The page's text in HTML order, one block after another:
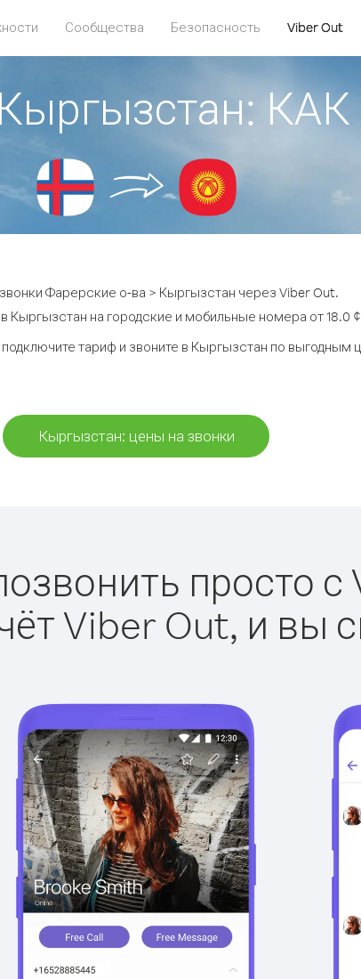
Сообщества Безопасность Viber Out
Фарерские о-ва > Кыргызстан через Viber Out.
Кыргызстан на городские и мобильные номера от 18.0
тариф и звоните в Кыргызстан по выгодным
Кыргызстан: цены на звонки
просто с
Viber Out, и вы